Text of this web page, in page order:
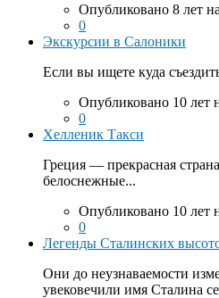
Опубликовано 8 лет
0
Экскурсии в Салоники
Если вы ищете куда
Опубликовано 10 лет
0
Хелленик Такси
Греция — прекрасная
белоснежные...
Опубликовано 10 лет
0
Легенды Сталинских
Они до неузнаваемости
увековечили имя Сталина